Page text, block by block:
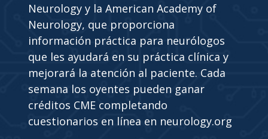
Neurology y la American Academy of
Neurology, que proporciona
información práctica para neurólogos
que les ayudará en su práctica clínica y
mejorará la atención al paciente. Cada
semana los oyentes pueden ganar
créditos CME completando
cuestionarios en línea en neurology.org